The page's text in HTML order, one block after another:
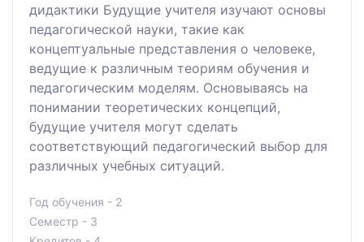
дидактики Будущие учителя изучают основы
педагогической науки, такие как
концептуальные представления о человеке,
ведущие к различным теориям обучения и
педагогическим моделям. Основываясь на
понимании теоретических концепций,
будущие учителя могут сделать
соответствующий педагогический выбор для
различных учебных ситуаций.
Год обучения - 2
Семестр - 3